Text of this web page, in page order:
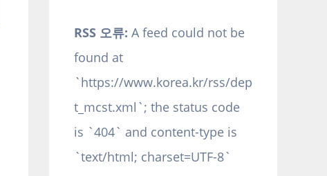
RSS 오류: A feed could not be
found at
`https://www.korea.kr/rss/dep
t_mcst.xml`; the status code
is `404` and content-type is
`text/html; charset=UTF-8`